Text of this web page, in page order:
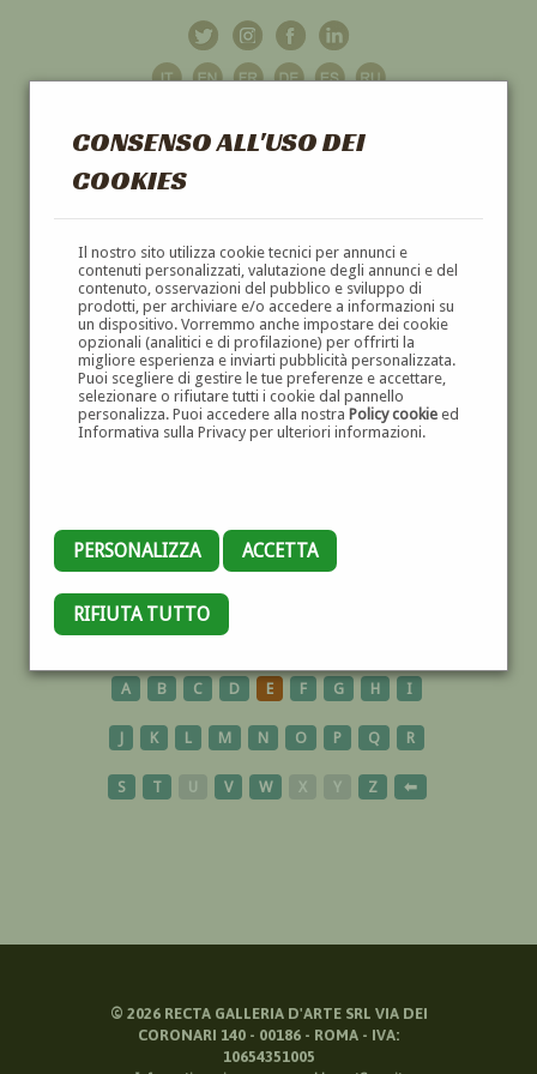
CONSENSO ALL'USO DEI
COOKIES
Il nostro sito utilizza cookie tecnici per annunci e
contenuti personalizzati, valutazione degli annunci e del
contenuto, osservazioni del pubblico e sviluppo di
prodotti, per archiviare e/o accedere a informazioni su
un dispositivo. Vorremmo anche impostare dei cookie
opzionali (analitici e di profilazione) per offrirti la
migliore esperienza e inviarti pubblicità personalizzata.
Puoi scegliere di gestire le tue preferenze e accettare,
selezionare o rifiutare tutti i cookie dal pannello
personalizza. Puoi accedere alla nostra Policy cookieed
Informativa sulla Privacy per ulteriori informazioni.
PERSONALIZZA ACCETTA
RIFIUTA TUTTO
GALLERIAD'ARTE
DIPINTI E SCULTURE '800 E '900
AGRIGENTO
A B C D E F G H I
J K L M N O P Q R
S T U V W X Y Z ⬅
© 2026RECTA GALLERIA D'ARTE SRL VIA DEI
CORONARI 140 - 00186 - ROMA - IVA:
10654351005